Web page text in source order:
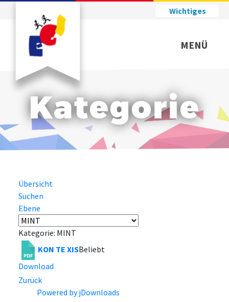
Wichtiges
MENÜ
Kategorie
Übersicht
Suchen
Ebene
Kategorie: MINT
KON TE XISBeliebt
Download
Zurück
Powered by jDownloads